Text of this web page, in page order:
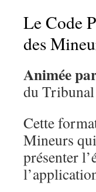
Le Code
des
Animée
du Tribunal
Cette
Mineurs
présenter